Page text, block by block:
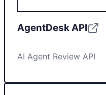
AgentDesk API
AI Agent Review API